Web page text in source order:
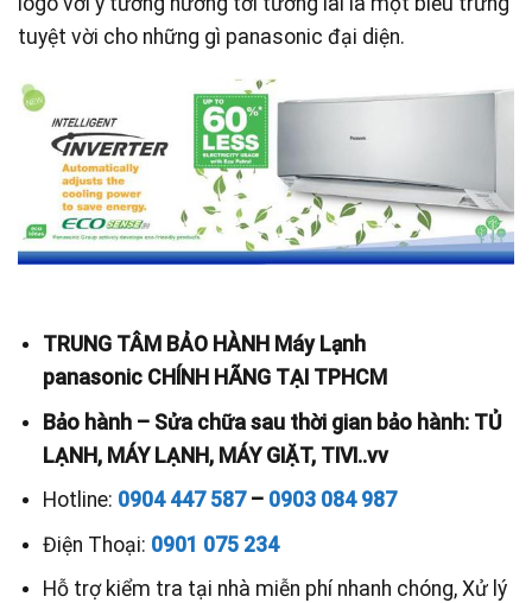
tuyệt vời cho những gì panasonic đại diện.
TRUNG TÂM BẢO HÀNH Máy Lạnh
panasonic CHÍNH HÃNG TẠI TPHCM
Bảo hành – Sửa chữa sau thời gian bảo hành: TỦ
LẠNH, MÁY LẠNH, MÁY GIẶT, TIVI..vv
Hotline: 0904 447 587– 0903 084 987
Điện Thoại: 0901 075 234
Hỗ trợ kiểm tra tại nhà miễn phí nhanh chóng, Xử lý